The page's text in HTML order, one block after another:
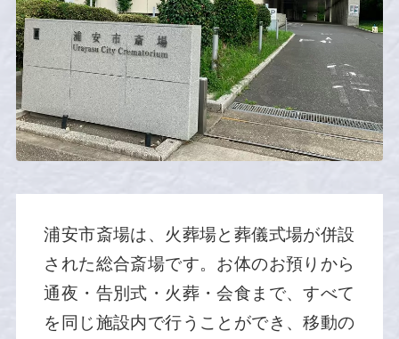
浦安市斎場は、火葬場と葬儀式場が併設
された総合斎場です。お体のお預りから
通夜・告別式・火葬・会食まで、すべて
を同じ施設内で行うことができ、移動の